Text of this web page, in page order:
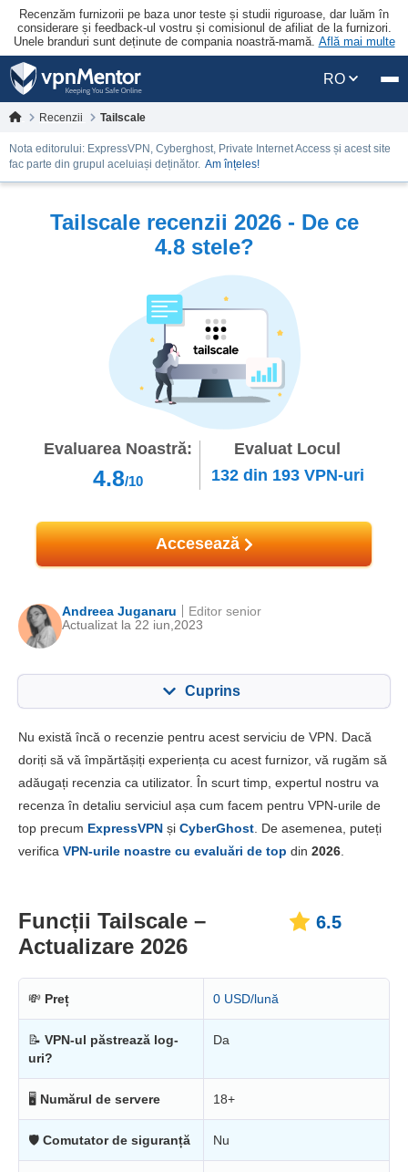
Recenzăm furnizorii pe baza unor teste și studii riguroase, dar luăm în
considerare și feedback-ul vostru și comisionul de afiliat de la furnizori.
Unele branduri sunt deținute de compania noastră-mamă. Află mai multe
RO
Recenzii Tailscale
Nota editorului: ExpressVPN, Cyberghost, Private Internet Access și acest site
fac parte din grupul aceluiași deținător. Am înțeles!
Tailscale recenzii 2026 - De ce
4.8 stele?
Evaluarea Noastră:
4.8/10
Evaluat Locul
132 din 193VPN-uri
Accesează
Andreea Juganaru
Actualizat la 22 iun,2023
Editor senior
Cuprins
Caracteristici cheie 6.5
Instalare și aplicații 6.3
Fiabilitate & Suport 4.3
Nu există încă o recenzie pentru acest serviciu de VPN. Dacă
doriți să vă împărtășiți experiența cu acest furnizor, vă rugăm să
adăugați recenzia ca utilizator. În scurt timp, expertul nostru va
recenza în detaliu serviciul așa cum facem pentru VPN-urile de
top precum ExpressVPN și CyberGhost . De asemenea, puteți
verifica VPN-urile noastre cu evaluări de top din 2026
Funcții Tailscale –
Actualizare 2026
6.5
💸 Preț 0 USD/lună
📝 VPN-ul păstrează log-
uri?
Da
🖥 Numărul de servere 18+
🛡 Comutator de siguranță Nu